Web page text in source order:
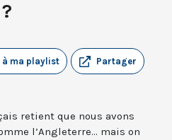
Partager
à ma playlist
retient que nous avons
l’Angleterre... mais on